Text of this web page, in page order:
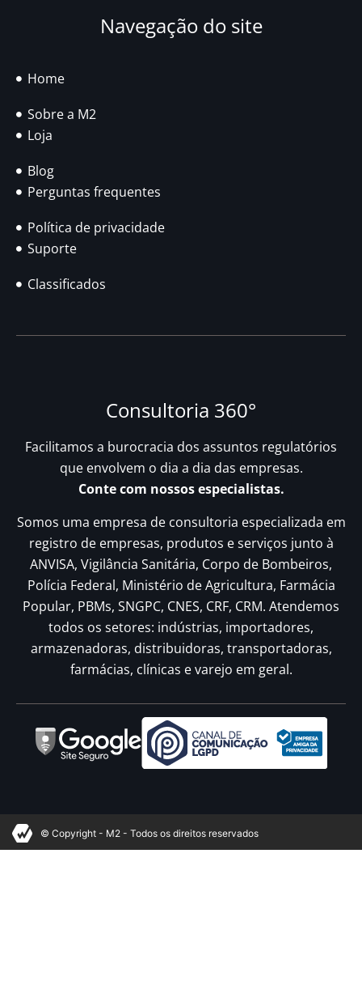
Navegação do site
Home
Sobre a M2
Loja
Blog
Perguntas frequentes
Política de privacidade
Suporte
Classificados
Consultoria 360°
Facilitamos a burocracia dos assuntos regulatórios
que envolvem o dia a dia das empresas.
Conte com nossos especialistas.
Somos uma empresa de consultoria especializada em
registro de empresas, produtos e serviços junto à
ANVISA, Vigilância Sanitária, Corpo de Bombeiros,
Polícia Federal, Ministério de Agricultura, Farmácia
Popular, PBMs, SNGPC, CNES, CRF, CRM. Atendemos
todos os setores: indústrias, importadores,
armazenadoras, distribuidoras, transportadoras,
farmácias, clínicas e varejo em geral.
© Copyright - M2 - Todos os direitos reservados